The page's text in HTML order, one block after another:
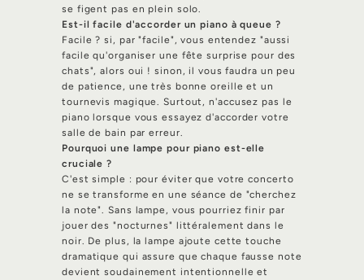
se figent pas en plein solo.
Est-il facile d'accorder un piano à queue ?
Facile ? si, par "facile", vous entendez "aussi
facile qu'organiser une fête surprise pour des
chats", alors oui ! sinon, il vous faudra un peu
de patience, une très bonne oreille et un
tournevis magique. Surtout, n'accusez pas le
piano lorsque vous essayez d'accorder votre
salle de bain par erreur.
Pourquoi une lampe pour piano est-elle
cruciale ?
C'est simple : pour éviter que votre concerto
ne se transforme en une séance de "cherchez
la note". Sans lampe, vous pourriez finir par
jouer des "nocturnes" littéralement dans le
noir. De plus, la lampe ajoute cette touche
dramatique qui assure que chaque fausse note
devient soudainement intentionnelle et